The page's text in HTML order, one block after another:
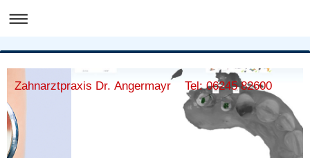
Zahnarztpraxis Dr. Angermayr Tel: 06245 82600